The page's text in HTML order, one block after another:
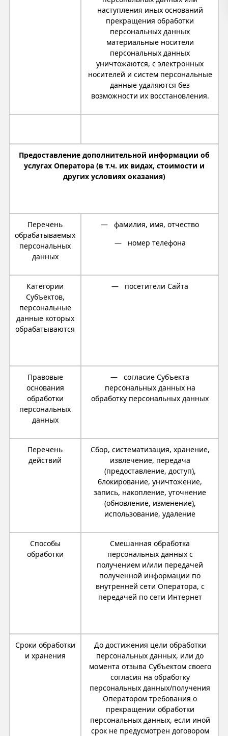
наступления иных оснований
прекращения обработки
персональных данных
материальные носители
персональных данных
уничтожаются, с электронных
носителей и систем персональные
данные удаляются без
возможности их восстановления.
Предоставление дополнительной информации об
услугах Оператора (в т.ч. их видах, стоимости и
других условиях оказания)
Перечень
обрабатываемых
персональных
данных
— фамилия, имя, отчество
— номер телефона
Категории
Субъектов,
персональные
данные которых
обрабатываются
— посетители Сайта
Правовые
основания
обработки
персональных
данных
— согласие Субъекта
персональных данных на
обработку персональных данных
Перечень
действий
Сбор, систематизация, хранение,
извлечение, передача
(предоставление, доступ),
блокирование, уничтожение,
запись, накопление, уточнение
(обновление, изменение),
использование, удаление
Способы
обработки
Смешанная обработка
персональных данных с
получением и/или передачей
полученной информации по
внутренней сети Оператора, с
передачей по сети Интернет
Сроки обработки
и хранения
До достижения цели обработки
персональных данных, или до
момента отзыва Субъектом своего
согласия на обработку
персональных данных/получения
Оператором требования о
прекращении обработки
персональных данных, если иной
срок не предусмотрен договором